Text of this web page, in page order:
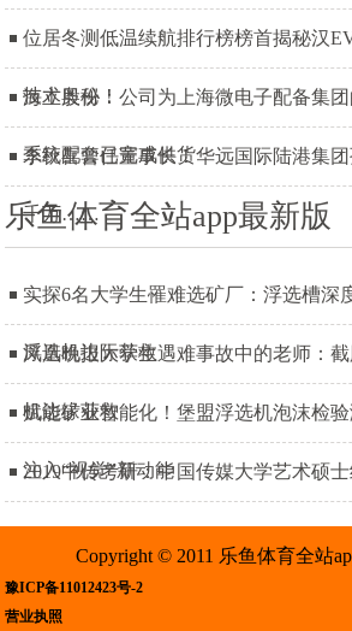
位居冬测低温续航排行榜榜首揭秘汉
技术奥秘！
海立股份：公司为上海微电子配备集
系统配套已完成供货
李秋喜曾任董事长！华远国际陆港集
千万……
乐鱼体育全站app最新版
实探6名大学生罹难选矿厂：浮选槽深
浮选机边际获救
凤凰晚报大学生遇难事故中的老师：
机边缘获救
赋能矿业智能化！堡盟浮选机泡沫检
注入“视觉”新动能
2019中传考研：中国传媒大学艺术硕
Copyright © 2011 乐鱼体育全站
豫ICP备11012423号-2
营业执照